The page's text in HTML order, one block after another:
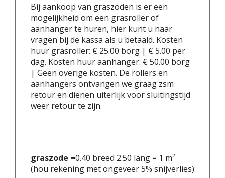
Bij aankoop van graszoden is er een
mogelijkheid om een grasroller of
aanhanger te huren, hier kunt u naar
vragen bij de kassa als u betaald. Kosten
huur grasroller: € 25.00 borg | € 5.00 per
dag. Kosten huur aanhanger: € 50.00 borg
| Geen overige kosten. De rollers en
aanhangers ontvangen we graag zsm
retour en dienen uiterlijk voor sluitingstijd
weer retour te zijn.
graszode =0.40 breed 2.50 lang = 1 m²
(hou rekening met ongeveer 5% snijverlies)